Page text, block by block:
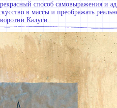
способ самовыражения и
в массы и преображать
Калуги.